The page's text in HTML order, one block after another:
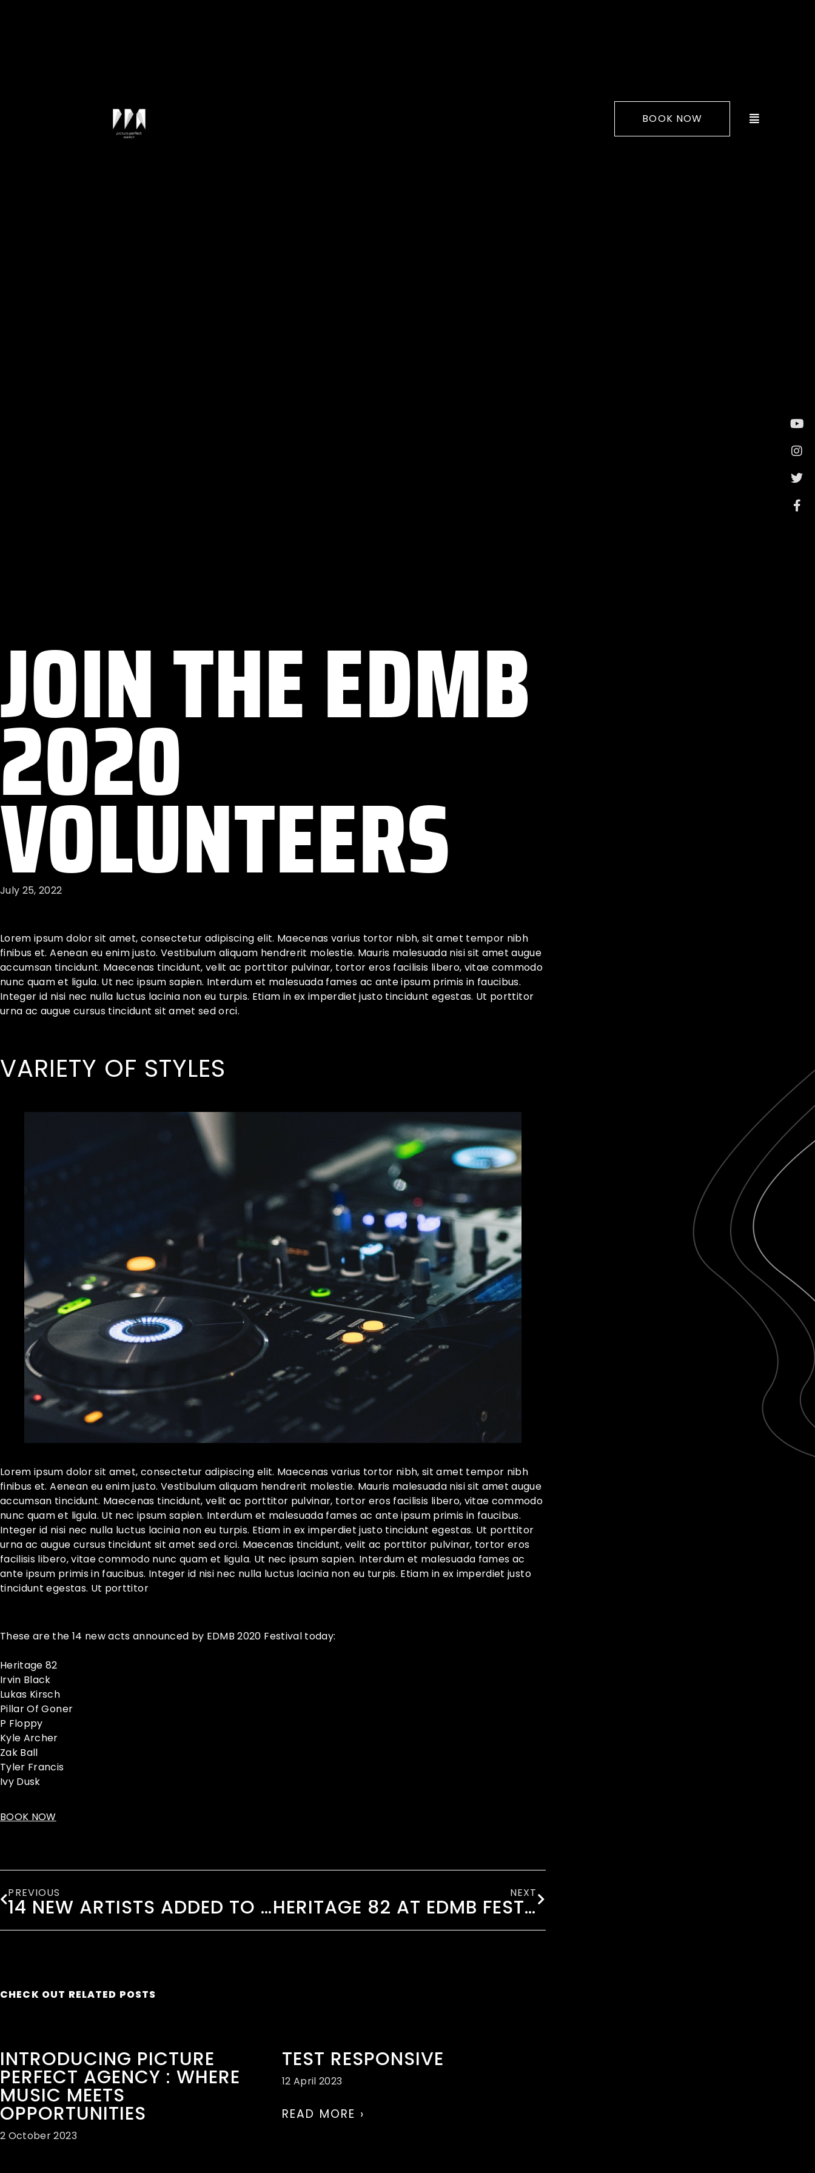
BOOK NOW
JOIN THE EDMB
2020
VOLUNTEERS
July 25, 2022
Lorem ipsum dolor sit amet, consectetur adipiscing elit. Maecenas varius tortor nibh, sit amet tempor nibh
finibus et. Aenean eu enim justo. Vestibulum aliquam hendrerit molestie. Mauris malesuada nisi sit amet augue
accumsan tincidunt. Maecenas tincidunt, velit ac porttitor pulvinar, tortor eros facilisis libero, vitae commodo
nunc quam et ligula. Ut nec ipsum sapien. Interdum et malesuada fames ac ante ipsum primis in faucibus.
Integer id nisi nec nulla luctus lacinia non eu turpis. Etiam in ex imperdiet justo tincidunt egestas. Ut porttitor
urna ac augue cursus tincidunt sit amet sed orci.
VARIETY OF STYLES
Lorem ipsum dolor sit amet, consectetur adipiscing elit. Maecenas varius tortor nibh, sit amet tempor nibh
finibus et. Aenean eu enim justo. Vestibulum aliquam hendrerit molestie. Mauris malesuada nisi sit amet augue
accumsan tincidunt. Maecenas tincidunt, velit ac porttitor pulvinar, tortor eros facilisis libero, vitae commodo
nunc quam et ligula. Ut nec ipsum sapien. Interdum et malesuada fames ac ante ipsum primis in faucibus.
Integer id nisi nec nulla luctus lacinia non eu turpis. Etiam in ex imperdiet justo tincidunt egestas. Ut porttitor
urna ac augue cursus tincidunt sit amet sed orci. Maecenas tincidunt, velit ac porttitor pulvinar, tortor eros
facilisis libero, vitae commodo nunc quam et ligula. Ut nec ipsum sapien. Interdum et malesuada fames ac
ante ipsum primis in faucibus. Integer id nisi nec nulla luctus lacinia non eu turpis. Etiam in ex imperdiet justo
tincidunt egestas. Ut porttitor
These are the 14 new acts announced by EDMB 2020 Festival today:
Heritage 82
Irvin Black
Lukas Kirsch
Pillar Of Goner
P Floppy
Kyle Archer
Zak Ball
Tyler Francis
Ivy Dusk
BOOK NOW
PREVIOUS
14 NEW ARTISTS ADDED TO THE 2020 LINEUP!
NEXT
HERITAGE 82 AT EDMB FESTIVAL 2020
CHECK OUT RELATED POSTS
INTRODUCING PICTURE
PERFECT AGENCY : WHERE
MUSIC MEETS
OPPORTUNITIES
2 October 2023
TEST RESPONSIVE
12 April 2023
READ MORE ›